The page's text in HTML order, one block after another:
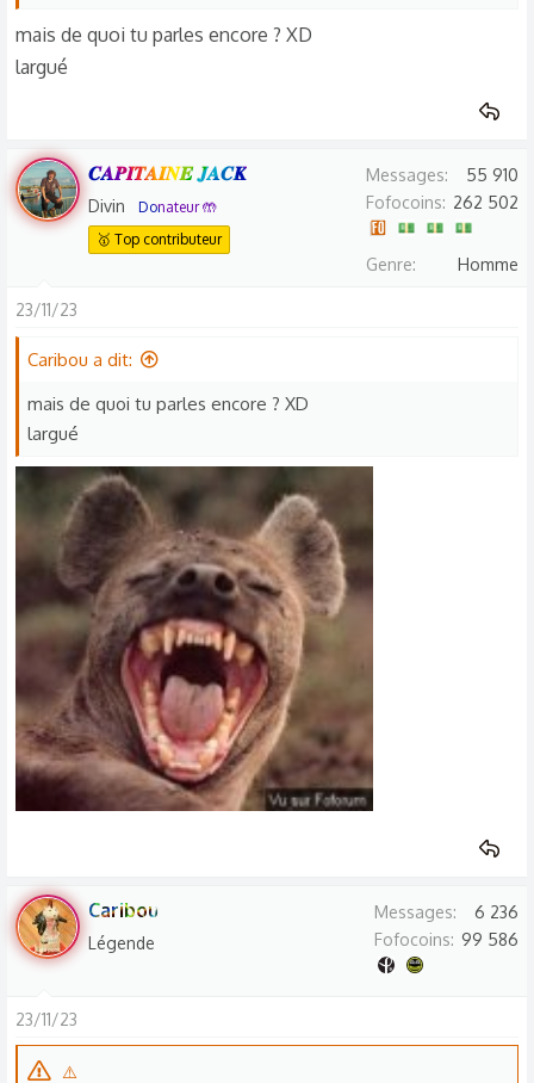
mais de quoi tu parles encore ? XD
largué
𝑪𝑨𝑷𝑰𝑻𝑨𝑰𝑵𝑬 𝑱𝑨𝑪𝑲
Divin
Donateur 🤲
🥇 Top contributeur
Messages
55 910
Fofocoins
262 502
Genre Homme
23/11/23
Caribou a dit:
mais de quoi tu parles encore ? XD
largué
Caribou
Légende
Messages
6 236
Fofocoins 99 586
23/11/23
⚠️